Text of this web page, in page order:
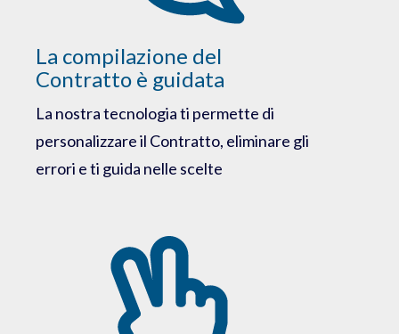
La compilazione del
Contratto è guidata
La nostra tecnologia ti permette di
personalizzare il Contratto, eliminare gli
errori e ti guida nelle scelte